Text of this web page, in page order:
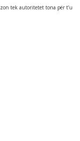
tek autoritetet tona për t’u